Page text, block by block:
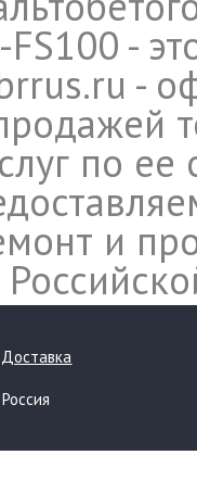
-
-
по
и
Доставка